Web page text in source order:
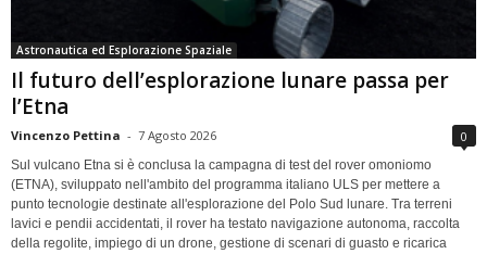
Astronautica ed Esplorazione Spaziale
Il futuro dell’esplorazione lunare passa per
l’Etna
Vincenzo Pettina - 7 Agosto 2026 0
Sul vulcano Etna si è conclusa la campagna di test del rover omoniomo
(ETNA), sviluppato nell'ambito del programma italiano ULS per mettere a
punto tecnologie destinate all'esplorazione del Polo Sud lunare. Tra terreni
lavici e pendii accidentati, il rover ha testato navigazione autonoma, raccolta
della regolite, impiego di un drone, gestione di scenari di guasto e ricarica